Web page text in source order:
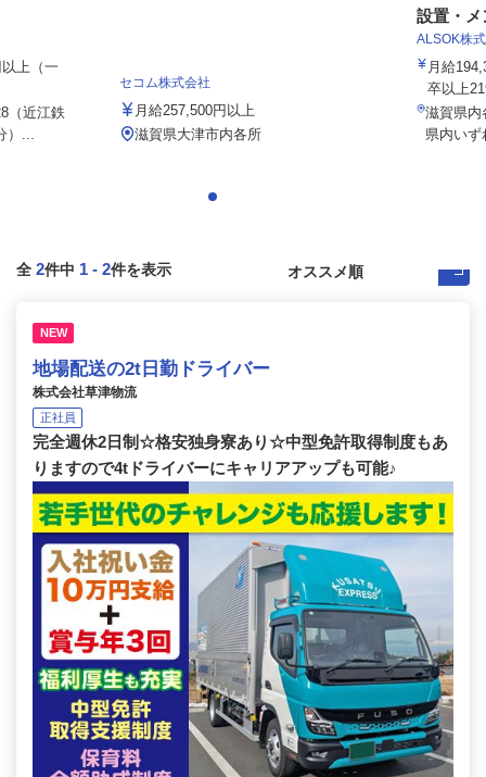
上（一
（近江鉄
...
セコム株式会社
月給257,500円以上
滋賀県大津市内各所
設置・メ
ALSOK株
月給
卒以上
滋賀県
県内いず
全 2件中 1 - 2件を表示
NEW
地場配送の2t日勤ドライバー
株式会社草津物流
正社員
完全週休2日制☆格安独身寮あり☆中型免許取得制度もあ
りますので4tドライバーにキャリアアップも可能♪